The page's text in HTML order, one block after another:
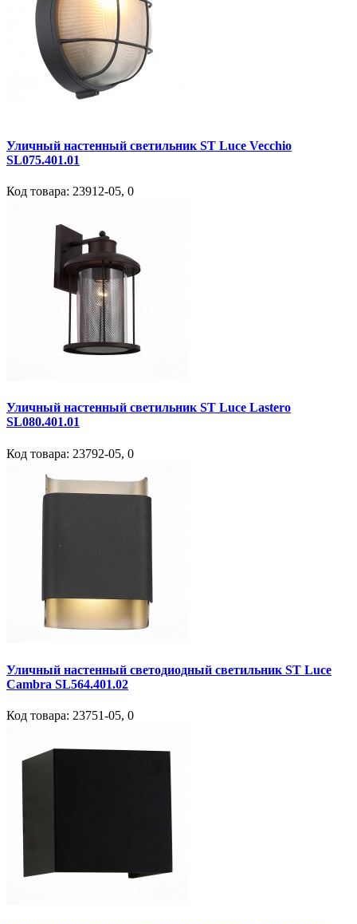
Уличный настенный светильник ST Luce Vecchio
SL075.401.01
Код товара: 23912-05, 0
Уличный настенный светильник ST Luce Lastero
SL080.401.01
Код товара: 23792-05, 0
Уличный настенный светодиодный светильник ST Luce
Cambra SL564.401.02
Код товара: 23751-05, 0